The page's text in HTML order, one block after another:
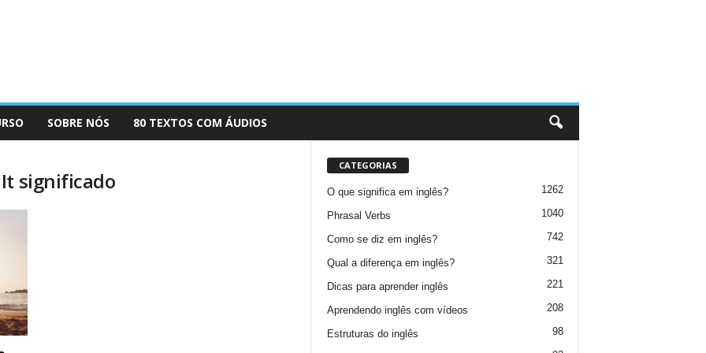
SOBRE NÓS 80 TEXTOS COM ÁUDIOS
It significado
CATEGORIAS
O que significa em inglês? 1262
Phrasal Verbs 1040
Como se diz em inglês? 742
Qual a diferença em inglês? 321
Dicas para aprender inglês 221
Aprendendo inglês com vídeos 208
Estruturas do inglês 98